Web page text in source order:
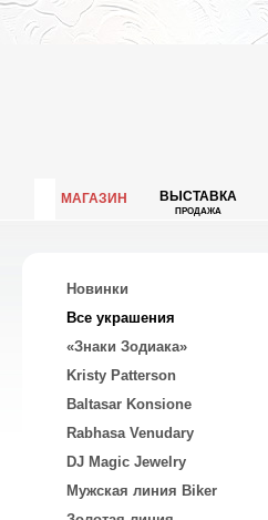
МАГАЗИН ВЫСТАВКА
ПРОДАЖА
Новинки
Все украшения
«Знаки Зодиака»
Kristy Patterson
Baltasar Konsione
Rabhasa Venudary
DJ Magic Jewelry
Мужская линия Biker